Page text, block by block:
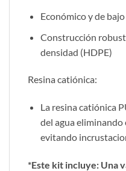
Económico y de
Construcción
densidad (HDPE)
Resina catiónica:
La resina catiónica
del agua eliminando
evitando
*Este kit incluye: Una